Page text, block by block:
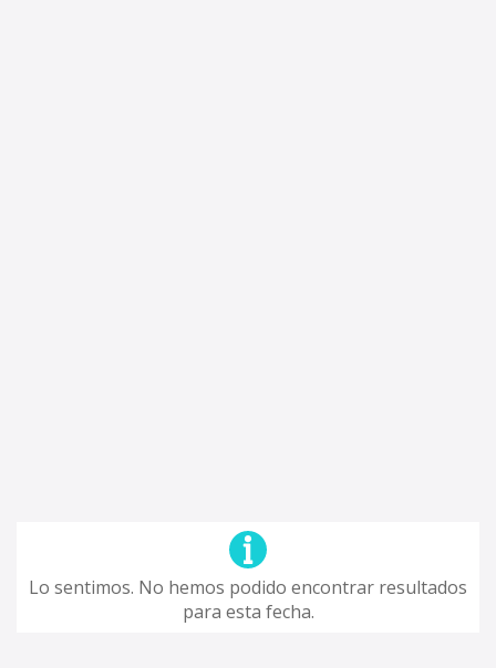
Lo sentimos. No hemos podido encontrar resultados
para esta fecha.